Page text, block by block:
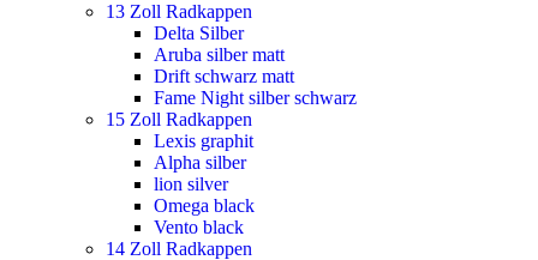
13 Zoll Radkappen
Delta Silber
Aruba silber matt
Drift schwarz matt
Fame Night silber schwarz
15 Zoll Radkappen
Lexis graphit
Alpha silber
lion silver
Omega black
Vento black
14 Zoll Radkappen